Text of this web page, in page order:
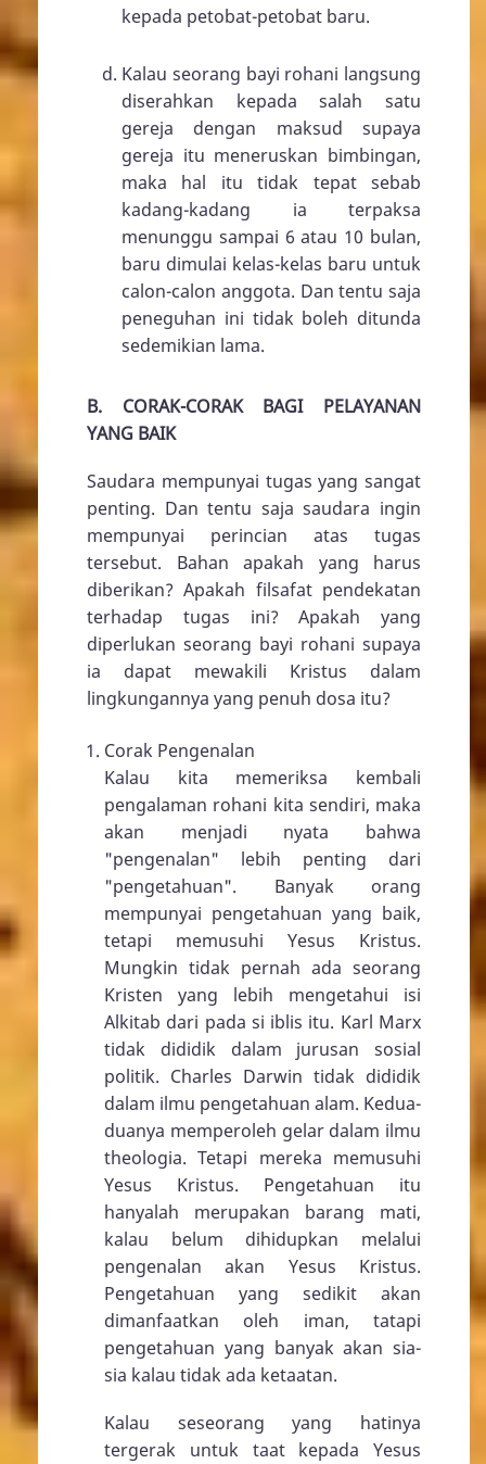
kepada petobat-petobat baru.
Kalau seorang bayi rohani langsung
diserahkan kepada salah satu
gereja dengan maksud supaya
gereja itu meneruskan bimbingan,
maka hal itu tidak tepat sebab
kadang-kadang ia terpaksa
menunggu sampai 6 atau 10 bulan,
baru dimulai kelas-kelas baru untuk
calon-calon anggota. Dan tentu saja
peneguhan ini tidak boleh ditunda
sedemikian lama.
B. CORAK-CORAK BAGI PELAYANAN
YANG BAIK
Saudara mempunyai tugas yang sangat
penting. Dan tentu saja saudara ingin
mempunyai perincian atas tugas
tersebut. Bahan apakah yang harus
diberikan? Apakah filsafat pendekatan
terhadap tugas ini? Apakah yang
diperlukan seorang bayi rohani supaya
ia dapat mewakili Kristus dalam
lingkungannya yang penuh dosa itu?
Corak Pengenalan
Kalau kita memeriksa kembali
pengalaman rohani kita sendiri, maka
akan menjadi nyata bahwa
"pengenalan" lebih penting dari
"pengetahuan". Banyak orang
mempunyai pengetahuan yang baik,
tetapi memusuhi Yesus Kristus.
Mungkin tidak pernah ada seorang
Kristen yang lebih mengetahui isi
Alkitab dari pada si iblis itu. Karl Marx
tidak dididik dalam jurusan sosial
politik. Charles Darwin tidak dididik
dalam ilmu pengetahuan alam. Kedua-
duanya memperoleh gelar dalam ilmu
theologia. Tetapi mereka memusuhi
Yesus Kristus. Pengetahuan itu
hanyalah merupakan barang mati,
kalau belum dihidupkan melalui
pengenalan akan Yesus Kristus.
Pengetahuan yang sedikit akan
dimanfaatkan oleh iman, tatapi
pengetahuan yang banyak akan sia-
sia kalau tidak ada ketaatan.
Kalau seseorang yang hatinya
tergerak untuk taat kepada Yesus